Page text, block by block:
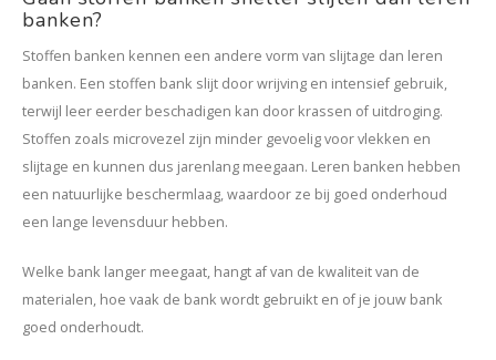
banken?
Stoffen banken kennen een andere vorm van slijtage dan leren
banken. Een stoffen bank slijt door wrijving en intensief gebruik,
terwijl leer eerder beschadigen kan door krassen of uitdroging.
Stoffen zoals microvezel zijn minder gevoelig voor vlekken en
slijtage en kunnen dus jarenlang meegaan. Leren banken hebben
een natuurlijke beschermlaag, waardoor ze bij goed onderhoud
een lange levensduur hebben.
Welke bank langer meegaat, hangt af van de kwaliteit van de
materialen, hoe vaak de bank wordt gebruikt en of je jouw bank
goed onderhoudt.